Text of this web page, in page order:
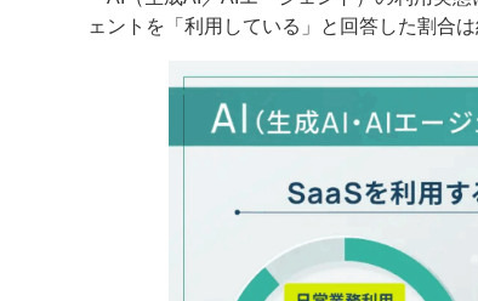
案内
発刊案内 JFPI印刷用語集 印刷機材
購読・購入申し込み サイ
ェントを「利用している」と回答した割合は